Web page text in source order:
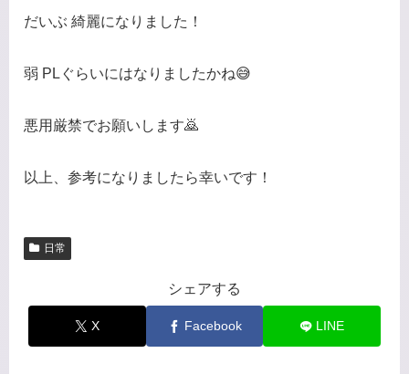
だいぶ 綺麗になりました！
弱 PLぐらいにはなりましたかね😅
悪用厳禁でお願いします🙇
以上、参考になりましたら幸いです！
日常
シェアする
X Facebook LINE